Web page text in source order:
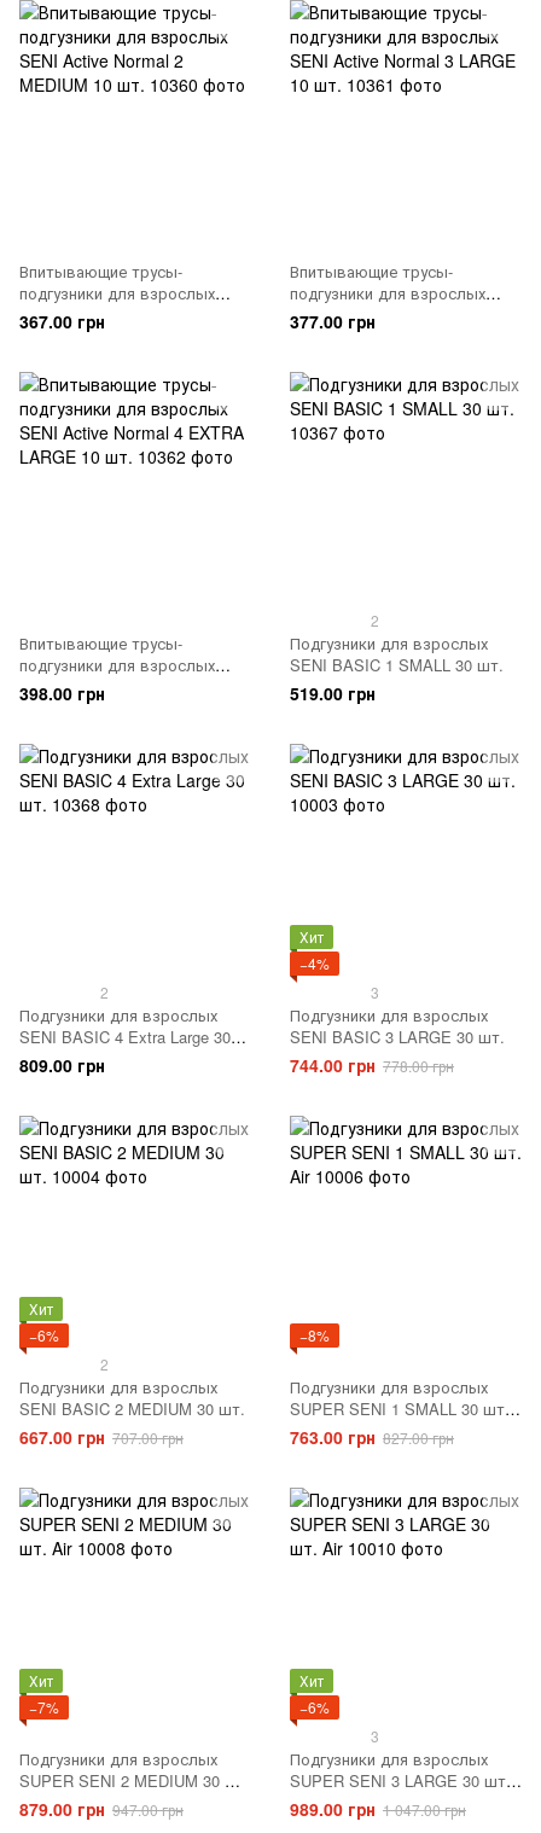
Впитывающие трусы-
подгузники для взрослых
SENI Active Normal 2 MEDIUM
10 шт.
367.00 грн
Впитывающие трусы-
подгузники для взрослых
SENI Active Normal 3 LARGE
10 шт.
377.00 грн
Впитывающие трусы-
подгузники для взрослых
SENI Active Normal 4 EXTRA
LARGE 10 шт.
398.00 грн
2
Подгузники для взрослых
SENI BASIC 1 SMALL 30 шт.
519.00 грн
2
Подгузники для взрослых
SENI BASIC 4 Extra Large 30
шт.
809.00 грн
Хит
−4%
3
Подгузники для взрослых
SENI BASIC 3 LARGE 30 шт.
744.00 грн 778.00 грн
Хит
−6%
2
Подгузники для взрослых
SENI BASIC 2 MEDIUM 30 шт.
667.00 грн 707.00 грн
−8%
Подгузники для взрослых
SUPER SENI 1 SMALL 30 шт.
Air
763.00 грн 827.00 грн
Хит
−7%
Подгузники для взрослых
SUPER SENI 2 MEDIUM 30 шт.
Air
879.00 грн 947.00 грн
Хит
−6%
3
Подгузники для взрослых
SUPER SENI 3 LARGE 30 шт.
Air
989.00 грн 1 047.00 грн